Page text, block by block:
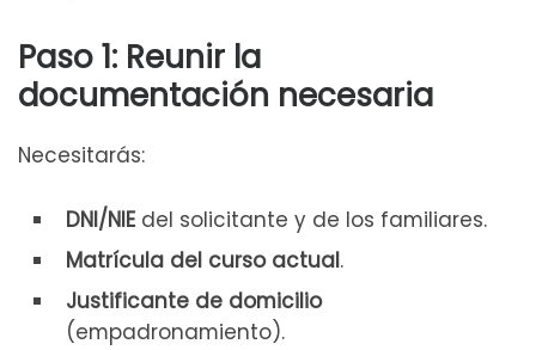
Paso 1: Reunir la
documentación necesaria
Necesitarás:
DNI/NIE del solicitante y de los familiares.
Matrícula del curso actual.
Justificante de domicilio
(empadronamiento).